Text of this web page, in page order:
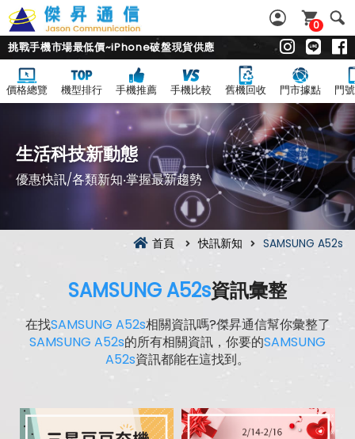
0
挑戰手機市場最低價~iPhone破盤現貨供應
價格總覽 機型排行 手機推薦 手機比較 舊機回收 門市據點 門
生活科技新動態
優惠快訊/各類新知‧掌握最新趨勢
首頁 快訊新知 SAMSUNG A52s
SAMSUNG A52s資訊彙整
在找SAMSUNG A52s相關資訊嗎?傑昇通信幫你彙整了
SAMSUNG A52s的所有相關資訊，你要的SAMSUNG
A52s資訊都能在這找到。